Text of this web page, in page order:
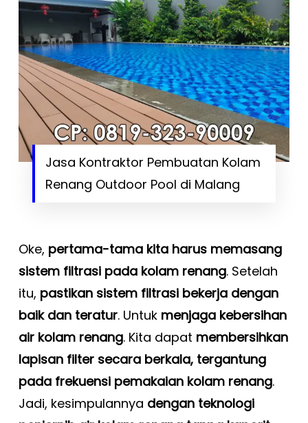
Jasa Kontraktor Pembuatan Kolam
Renang Outdoor Pool di Malang
Oke, pertama-tama kita harus memasang
sistem filtrasi pada kolam renang. Setelah
itu, pastikan sistem filtrasi bekerja dengan
baik dan teratur. Untuk menjaga kebersihan
air kolam renang. Kita dapat membersihkan
lapisan filter secara berkala, tergantung
pada frekuensi pemakaian kolam renang.
Jadi, kesimpulannya dengan teknologi